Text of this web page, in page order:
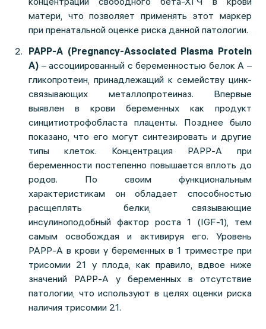
матери, что позволяет применять этот маркер
при пренатальной оценке риска данной патологии.
PAPP-A (Pregnancy-Associated Plasma Protein
A) – ассоциированный с беременностью белок А –
гликопротеин, принадлежащий к семейству цинк-
связывающих металлопротеиназ. Впервые
выявлен в крови беременных как продукт
синцитиотрофобласта плаценты. Позднее было
показано, что его могут синтезировать и другие
типы клеток. Концентрация PAPP-A при
беременности постепенно повышается вплоть до
родов. По своим функциональным
характеристикам он обладает способностью
расщеплять белки, связывающие
инсулиноподобный фактор роста 1 (IGF-1), тем
самым освобождая и активируя его. Уровень
PAPP-A в крови у беременных в 1 триместре при
трисомии 21 у плода, как правило, вдвое ниже
значений PAPP-A у беременных в отсутствие
патологии, что используют в целях оценки риска
наличия трисомии 21.